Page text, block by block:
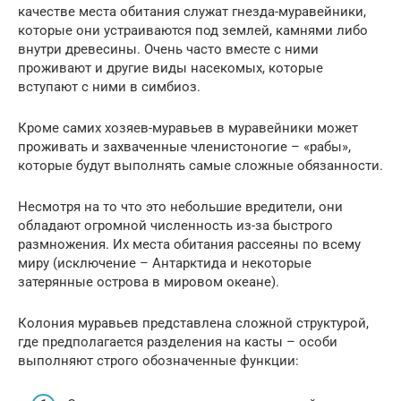
качестве места обитания служат гнезда-муравейники,
которые они устраиваются под землей, камнями либо
внутри древесины. Очень часто вместе с ними
проживают и другие виды насекомых, которые
вступают с ними в симбиоз.
Кроме самих хозяев-муравьев в муравейники может
проживать и захваченные членистоногие – «рабы»,
которые будут выполнять самые сложные обязанности.
Несмотря на то что это небольшие вредители, они
обладают огромной численность из-за быстрого
размножения. Их места обитания рассеяны по всему
миру (исключение – Антарктида и некоторые
затерянные острова в мировом океане).
Колония муравьев представлена сложной структурой,
где предполагается разделения на касты – особи
выполняют строго обозначенные функции: